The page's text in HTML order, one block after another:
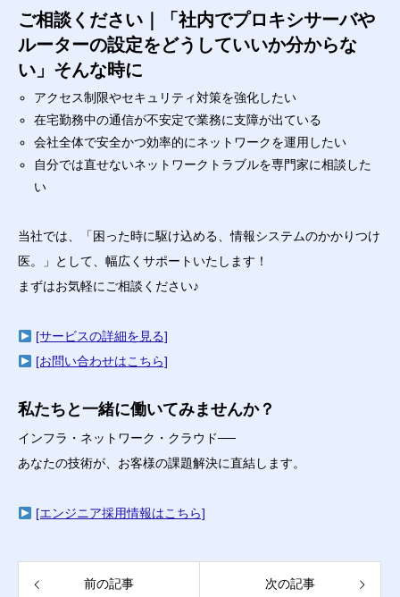
ご相談ください｜「社内でプロキシサーバや
ルーターの設定をどうしていいか分からな
い」そんな時に
アクセス制限やセキュリティ対策を強化したい
在宅勤務中の通信が不安定で業務に支障が出ている
会社全体で安全かつ効率的にネットワークを運用したい
自分では直せないネットワークトラブルを専門家に相談した
い
当社では、「困った時に駆け込める、情報システムのかかりつけ
医。」として、幅広くサポートいたします！
まずはお気軽にご相談ください♪
[サービスの詳細を見る]
[お問い合わせはこちら]
私たちと一緒に働いてみませんか？
インフラ・ネットワーク・クラウド──
あなたの技術が、お客様の課題解決に直結します。
[エンジニア採用情報はこちら]
前の記事 次の記事